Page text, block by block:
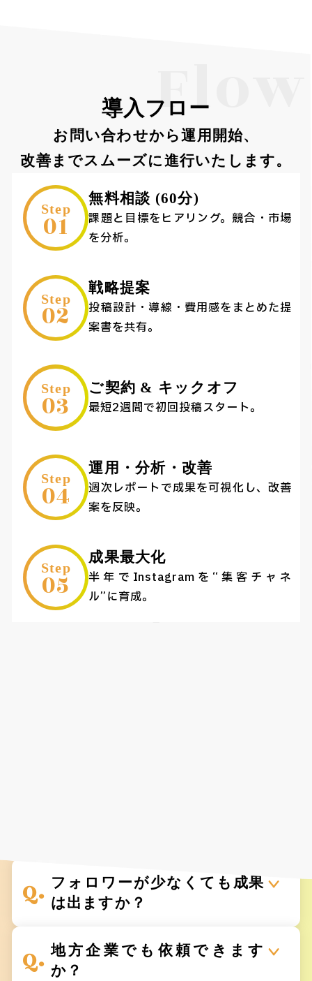
Flow
導入フロー
お問い合わせから運用開始、
改善までスムーズに進行いたします。
Step
01
無料相談 (60分)
課題と目標をヒアリング。競合・市場
を分析。
Step
02
戦略提案
投稿設計・導線・費用感をまとめた提
案書を共有。
Step
03
ご契約 & キックオフ
最短2週間で初回投稿スタート。
Step
04
運用・分析・改善
週次レポートで成果を可視化し、改善
案を反映。
Step
05
成果最大化
半年でInstagramを“集客チャネ
ル”に育成。
フォロワーが少なくても成果
は出ますか？
地方企業でも依頼できます
か？